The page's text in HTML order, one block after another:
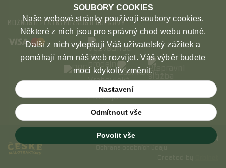
MOŽNOSTI PLATBYMOŽNOSTI DOPRAVY
Copyright © 2026 České malotraktory
SOUBORY COOKIES
Naše webové stránky používají soubory cookies.
Některé z nich jsou pro správný chod webu nutné.
Další z nich vylepšují Váš uživatelský zážitek a
pomáhají nám náš web rozvíjet. Váš výběr budete
moci kdykoliv změnit.
Nastavení
Odmítnout vše
Povolit vše